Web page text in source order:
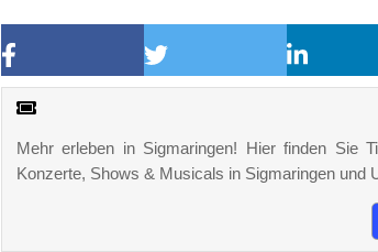
Mehr erleben in Sigmaringen! Hier finden Sie
Konzerte, Shows & Musicals in Sigmaringen und